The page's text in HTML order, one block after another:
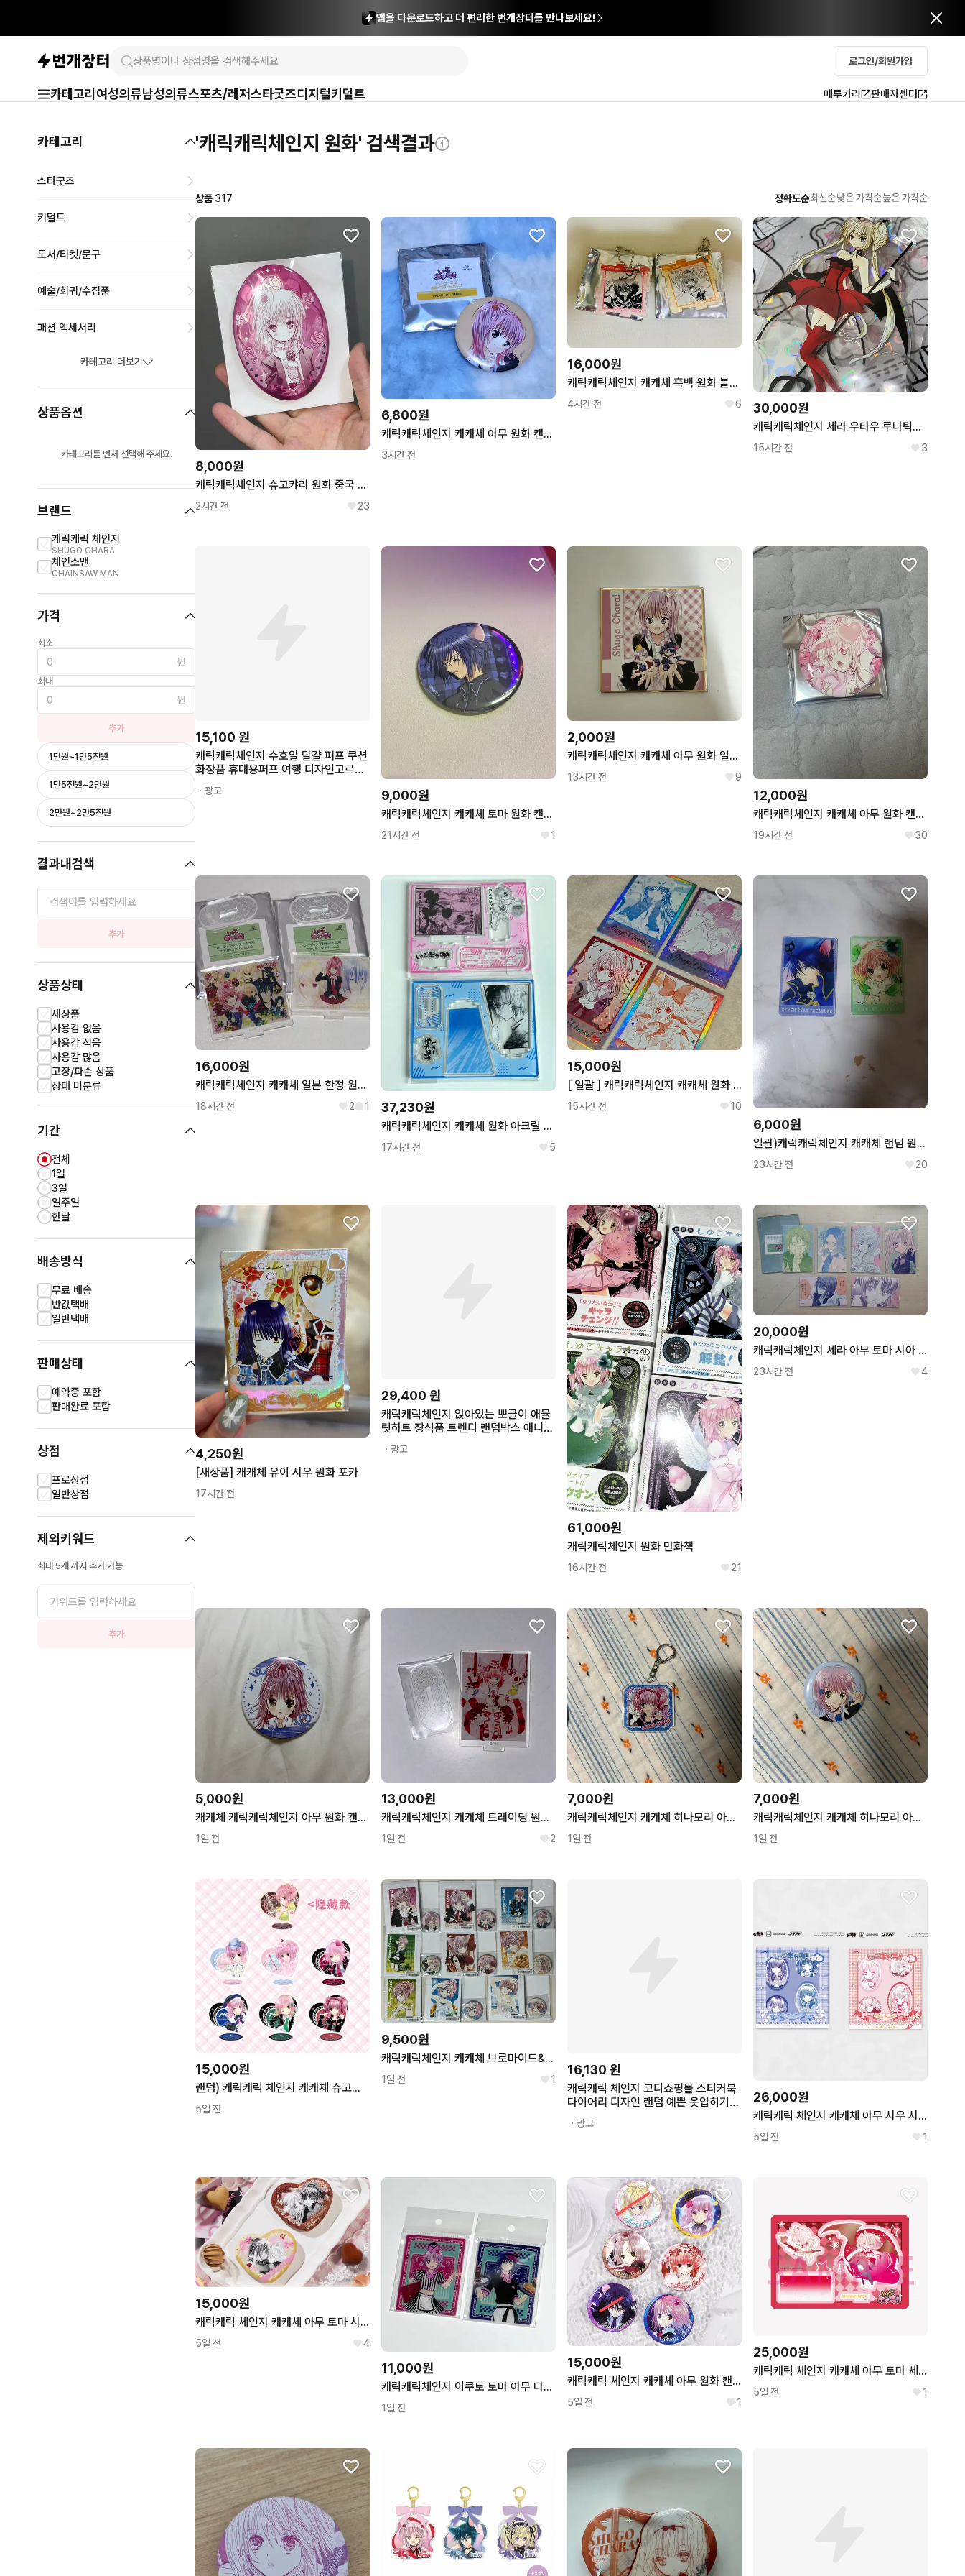
앱을 다운로드하고 더 편리한 번개장터를 만나보세요!
로그인/회원가입
카테고리 여성의류남성의류스포츠/레저스타굿즈디지털키덜트 메루카리 판매자센터
카테고리
스타굿즈
키덜트
도서/티켓/문구
예술/희귀/수집품
패션 액세서리
카테고리 더보기
상품옵션
카테고리를 먼저 선택해 주세요.
브랜드
캐릭캐릭 체인지
SHUGO CHARA
체인소맨
CHAINSAW MAN
가격
최소
원
최대
원
추가
1만원~1만5천원
1만5천원~2만원
2만원~2만5천원
결과내검색
추가
상품상태
새상품
사용감 없음
사용감 적음
사용감 많음
고장/파손 상품
상태 미분류
기간
전체
1일
3일
일주일
한달
배송방식
무료 배송
반값택배
일반택배
판매상태
예약중 포함
판매완료 포함
상점
프로상점
일반상점
제외키워드
최대 5개 까지 추가 가능
추가
'캐릭캐릭체인지 원화' 검색결과
상품 317 정확도순최신순낮은 가격순높은 가격순
8,000원
캐릭캐릭체인지 슈고캬라 원화 중국 공식 뱃지 아무 (교환o)
2시간 전 23
6,800원
캐릭캐릭체인지 캐캐체 아무 원화 캔뱃지
3시간 전
16,000원
캐릭캐릭체인지 캐캐체 흑백 원화 블럭 키링 토마 세라
4시간 전 6 30,000원
캐릭캐릭체인지 세라 우타우 루나틱참 홀로그램 빅 아크릴 원화 마루이 아넥스 데카
15시간 전 3
15,100 원
캐릭캐릭체인지 수호알 달걀 퍼프 쿠션
화장품 휴대용퍼프 여행 디자인고르기
애뮬릿 하트 채아무 루이 애니메이션
굿즈
・광고 9,000원
캐릭캐릭체인지 캐캐체 토마 원화 캔뱃지 판매
21시간 전 1
2,000원
캐릭캐릭체인지 캐캐체 아무 원화 일러스트 색지
13시간 전 9
12,000원
캐릭캐릭체인지 캐캐체 아무 원화 캔뱃지
19시간 전 30
16,000원
캐릭캐릭체인지 캐캐체 일본 한정 원화 아크릴
18시간 전 2 1 37,230원
캐릭캐릭체인지 캐캐체 원화 아크릴 디오라마 스탠드 아무 토마
17시간 전 5
15,000원
[ 일괄 ] 캐릭캐릭체인지 캐캐체 원화 폴라로이드 파샤 시우 시아 아무 리마
15시간 전 10
6,000원
일괄)캐릭캐릭체인지 캐캐체 랜덤 원화 아무 토마 아크릴 굿즈 판매
23시간 전 20
4,250원
[새상품] 캐캐체 유이 시우 원화 포카
17시간 전
29,400 원
캐릭캐릭체인지 앉아있는 뽀글이 애뮬
릿하트 장식품 트렌디 랜덤박스 애니메
이션 굿즈 오피스 장식품 여학생 선물
・광고
61,000원
캐릭캐릭체인지 원화 만화책
16시간 전 21
20,000원
캐릭캐릭체인지 세라 아무 토마 시아 소마 카이 원화 트레이딩 카드
23시간 전 4
5,000원
캐캐체 캐릭캐릭체인지 아무 원화 캔뱃지
1일 전
13,000원
캐릭캐릭체인지 캐캐체 트레이딩 원화 아크릴 스탠드 아무
1일 전 2
7,000원
캐릭캐릭체인지 캐캐체 히나모리 아무 키링 원화
1일 전
7,000원
캐릭캐릭체인지 캐캐체 히나모리 아무 캔뱃지 (원화 / 교환
1일 전
15,000원
랜덤) 캐릭캐릭 체인지 캐캐체 슈고캬라 아무 애뮬릿 원화 아크릴 엔젤
5일 전
9,500원
캐릭캐릭체인지 캐캐체 브로마이드&캔뱃지 세트 히나모리 아무 원화 컬렉션 미개봉 새상품 판매 양도
1일 전 1
16,130 원
캐릭캐릭 체인지 코디쇼핑몰 스티커북
다이어리 디자인 랜덤 예쁜 옷입히기
다꾸 굿즈 추억의 고전문구
・광고
26,000원
캐릭캐릭 체인지 캐캐체 아무 시우 시아 슈고캬라 원화 캔뱃지 세트
5일 전 1
15,000원
캐릭캐릭 체인지 캐캐체 아무 토마 시우 시아 슈고캬라 원화 캔뱃지 세트
5일 전 4
11,000원
캐릭캐릭체인지 이쿠토 토마 아무 다이너 쿠지 원화 아크릴 카드 캐캐체 수호캐릭터
1일 전
15,000원
캐릭캐릭 체인지 캐캐체 아무 원화 캔뱃지
5일 전 1
25,000원
캐릭캐릭 체인지 캐캐체 아무 토마 세라 원화 아크릴
5일 전 1